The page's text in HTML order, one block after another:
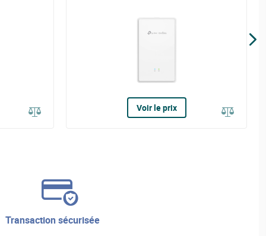
Voir le prix
transaction sécurisée